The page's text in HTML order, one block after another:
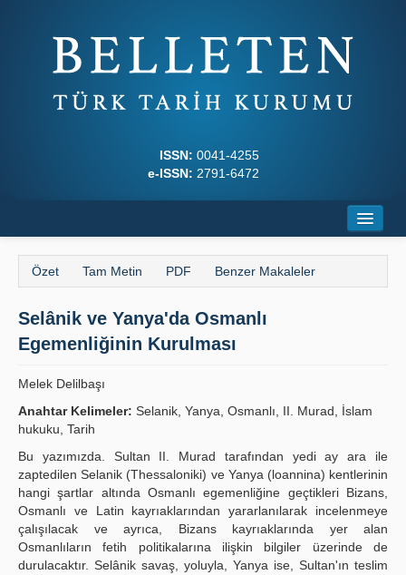
ISSN: 0041-4255
e-ISSN: 2791-6472
Hakkında
Dergi Kurulları
Yazım Kuralları
Yayın Politikaları
Kılavuzlar
İletişim
Özet Tam Metin PDF Benzer Makaleler
Selânik ve Yanya'da Osmanlı
Egemenliğinin Kurulması
Melek Delilbaşı
Anahtar Kelimeler: Selanik, Yanya, Osmanlı, II. Murad, İslam
hukuku, Tarih
Bu yazımızda. Sultan II. Murad tarafından yedi ay ara ile
zaptedilen Selanik (Thessaloniki) ve Yanya (loannina) kentlerinin
hangi şartlar altında Osmanlı egemenliğine geçtikleri Bizans,
Osmanlı ve Latin kayrıaklarından yararlanılarak incelenmeye
çalışılacak ve ayrıca, Bizans kayrıaklarında yer alan
Osmanlıların fetih politikalarına ilişkin bilgiler üzerinde de
durulacaktır. Selânik savaş, yoluyla, Yanya ise, Sultan'ın teslim